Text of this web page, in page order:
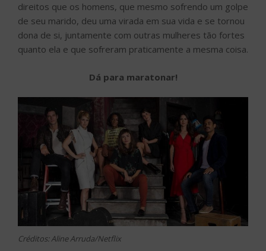
direitos que os homens, que mesmo sofrendo um golpe
de seu marido, deu uma virada em sua vida e se tornou
dona de si, juntamente com outras mulheres tão fortes
quanto ela e que sofreram praticamente a mesma coisa.
Dá para maratonar!
Créditos: Aline Arruda/Netflix